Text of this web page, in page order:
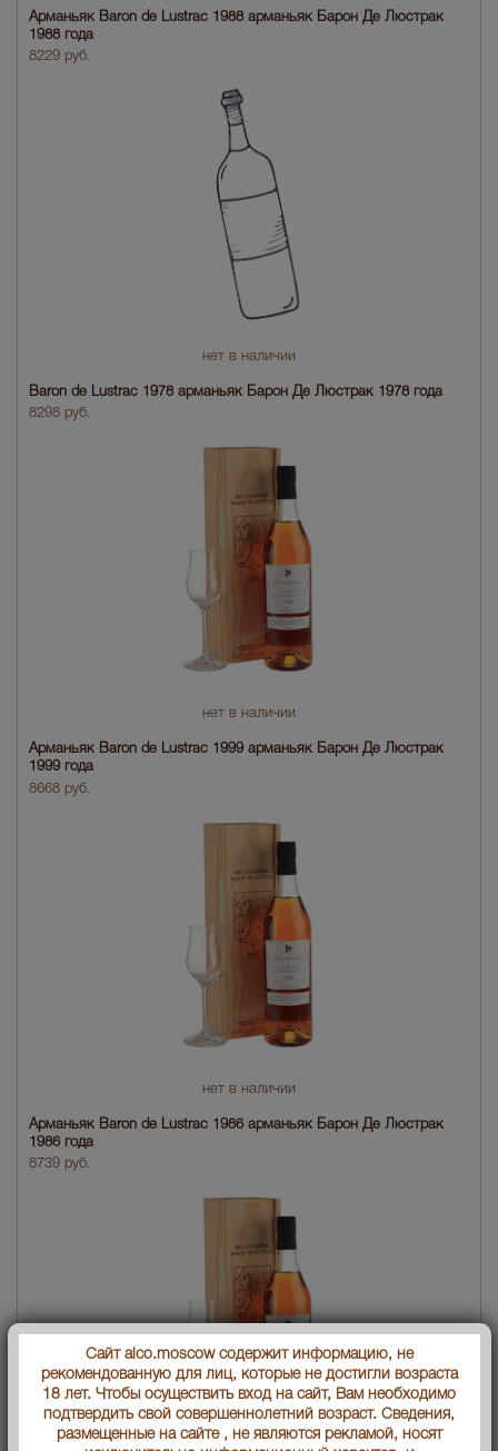
Арманьяк Baron de Lustrac 1988 арманьяк Барон Де Люстрак
1988 года
8229 руб.
нет в наличии
Baron de Lustrac 1978 арманьяк Барон Де Люстрак 1978 года
8298 руб.
нет в наличии
Арманьяк Baron de Lustrac 1999 арманьяк Барон Де Люстрак
1999 года
8668 руб.
нет в наличии
Арманьяк Baron de Lustrac 1986 арманьяк Барон Де Люстрак
1986 года
8739 руб.
Сайт alco.moscow содержит информацию, не
рекомендованную для лиц, которые не достигли возраста
18 лет. Чтобы осуществить вход на сайт, Вам необходимо
подтвердить свой совершеннолетний возраст. Сведения,
размещенные на сайте , не являются рекламой, носят